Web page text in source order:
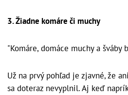
3. Žiadne komáre či muchy
"Komáre, domáce muchy a šváby
Už na prvý pohľad je zjavné, že
sa doteraz nevyplnil. Aj keď